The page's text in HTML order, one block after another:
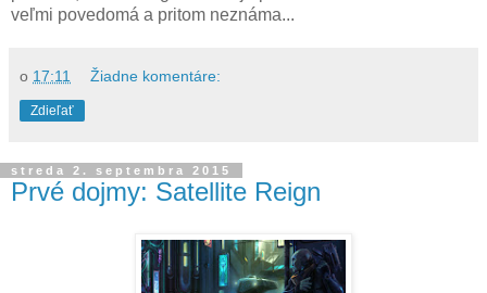
veľmi povedomá a pritom neznáma...
o 17:11 Žiadne komentáre:
Zdieľať
streda 2. septembra 2015
Prvé dojmy: Satellite Reign